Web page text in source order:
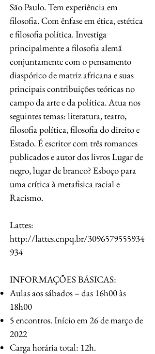
São Paulo. Tem experiência em
filosofia. Com ênfase em ética, estética
e filosofia política. Investiga
principalmente a filosofia alemã
conjuntamente com o pensamento
diaspórico de matriz africana e suas
principais contribuições teóricas no
campo da arte e da política. Atua nos
seguintes temas: literatura, teatro,
filosofia política, filosofia do direito e
Estado. É escritor com três romances
publicados e autor dos livros Lugar de
negro, lugar de branco? Esboço para
uma crítica à metafisica racial e
Racismo.
Lattes:
http://lattes.cnpq.br/3096579555934
934
INFORMAÇÕES BÁSICAS:
Aulas aos sábados – das 16h00 às
18h00
5 encontros. Início em 26 de março de
2022
Carga horária total: 12h.